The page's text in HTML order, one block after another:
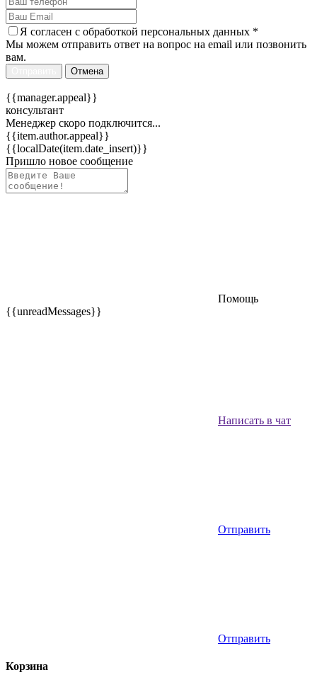
Я согласен c обработкой персональных данных *
Мы можем отправить ответ на вопрос на email или позвонить
вам.
Отмена
{{manager.appeal}}
консультант
Менеджер скоро подключится...
{{item.author.appeal}}
{{localDate(item.date_insert)}}
Пришло новое сообщение
Помощь
{{unreadMessages}}
Написать в чат
Отправить
Отправить
Корзина